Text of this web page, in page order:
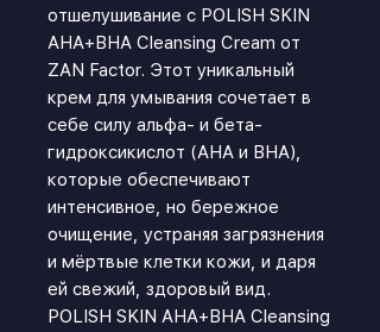
отшелушивание с POLISH SKIN
AHA+BHA Cleansing Cream от
ZAN Factor. Этот уникальный
крем для умывания сочетает в
себе силу альфа- и бета-
гидроксикислот (AHA и BHA),
которые обеспечивают
интенсивное, но бережное
очищение, устраняя загрязнения
и мёртвые клетки кожи, и даря
ей свежий, здоровый вид.
POLISH SKIN AHA+BHA Cleansing